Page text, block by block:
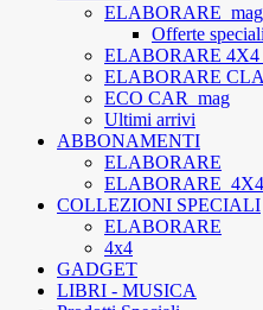
ELABORARE_mag
Offerte
ELABORARE
ELABORARE
ECO CAR_mag
Ultimi arrivi
ABBONAMENTI
ELABORARE
ELABORARE_4X4
COLLEZIONI SPECIALI
ELABORARE
4x4
GADGET
LIBRI - MUSICA